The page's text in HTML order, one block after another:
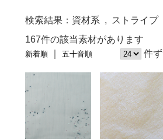
検索結果 資材系 ストライプ
167件の該当素材があります
新着順 五十音順 件